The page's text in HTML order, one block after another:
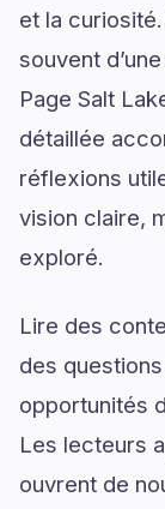
et la
souvent
Page Salt
détaillée
réflexions
vision claire,
exploré.
Lire des
des
opportunités
Les lecteurs
ouvrent de